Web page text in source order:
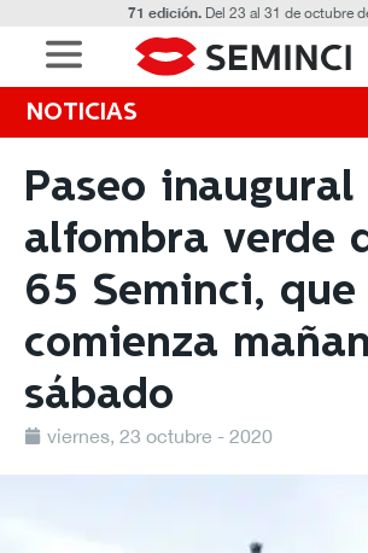
71 edición.Del 23 al 31 de octubre
NOTICIAS
Paseo
alfombra verde
65 Seminci, que
comienza
sábado
viernes, 23 octubre - 2020